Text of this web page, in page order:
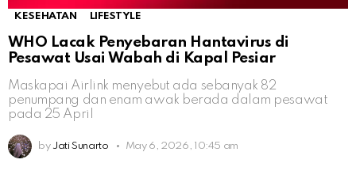
KESEHATAN LIFESTYLE
WHO Lacak Penyebaran Hantavirus di
Pesawat Usai Wabah di Kapal Pesiar
Maskapai Airlink menyebut ada sebanyak 82
penumpang dan enam awak berada dalam pesawat
pada 25 April
by Jati Sunarto May 6, 2026, 10:45 am